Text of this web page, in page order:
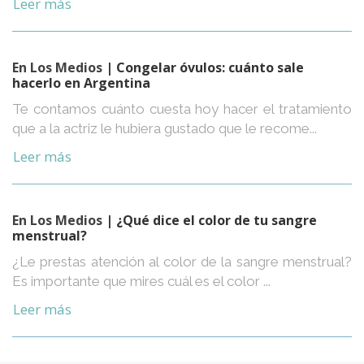
Leer más
En Los Medios | Congelar óvulos: cuánto sale
hacerlo en Argentina
Te contamos cuánto cuesta hoy hacer el tratamiento
que a la actriz le hubiera gustado que le recome...
Leer más
En Los Medios | ¿Qué dice el color de tu sangre
menstrual?
¿Le prestas atención al color de la sangre menstrual?
Es importante que mires cuál es el color ...
Leer más